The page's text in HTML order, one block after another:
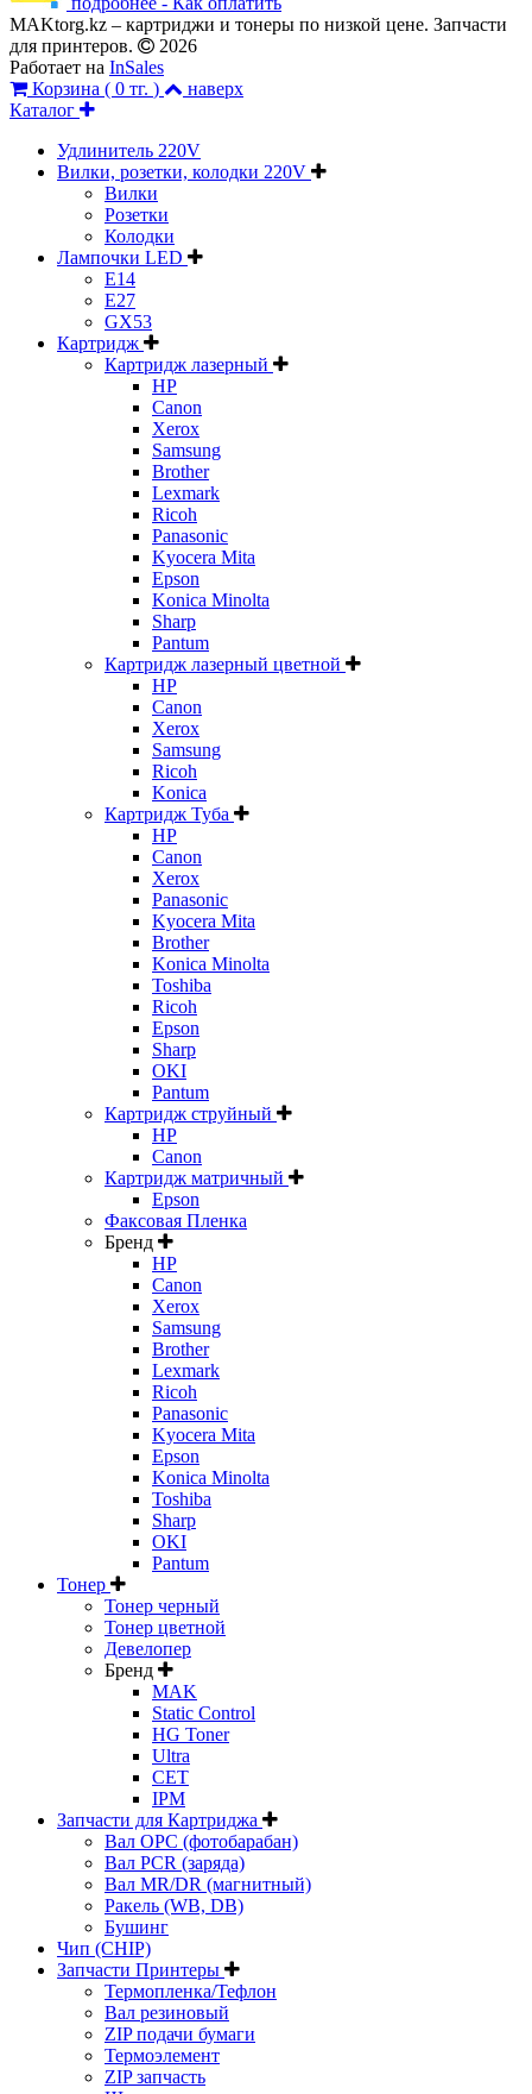
MAKtorg.kz – картриджи и тонеры по низкой цене. Запчасти
для принтеров.
2026
Работает на InSales
Корзина ( 0 тг. )
наверх
Каталог
Удлинитель 220V
Вилки, розетки, колодки 220V
Вилки
Розетки
Колодки
Лампочки LED
E14
E27
GX53
Картридж
Картридж лазерный
HP
Canon
Xerox
Samsung
Brother
Lexmark
Ricoh
Panasonic
Kyocera Mita
Epson
Konica Minolta
Sharp
Pantum
Картридж лазерный цветной
HP
Canon
Xerox
Samsung
Ricoh
Konica
Картридж Туба
HP
Canon
Xerox
Panasonic
Kyocera Mita
Brother
Konica Minolta
Toshiba
Ricoh
Epson
Sharp
OKI
Pantum
Картридж струйный
HP
Canon
Картридж матричный
Epson
Факсовая Пленка
Бренд
HP
Canon
Xerox
Samsung
Brother
Lexmark
Ricoh
Panasonic
Kyocera Mita
Epson
Konica Minolta
Toshiba
Sharp
OKI
Pantum
Тонер
Тонер черный
Тонер цветной
Девелопер
Бренд
MAK
Static Control
HG Toner
Ultra
CET
IPM
Запчасти для Картриджа
Вал OPC (фотобарабан)
Вал PCR (заряда)
Вал MR/DR (магнитный)
Ракель (WB, DB)
Бушинг
Чип (CHIP)
Запчасти Принтеры
Термопленка/Тефлон
Вал резиновый
ZIP подачи бумаги
Термоэлемент
ZIP запчасть